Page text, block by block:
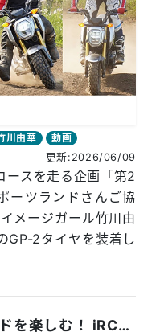
川由華
動画
更新:2026/06/09
ースを走る企画「第2
ーツランドさんご協
メージガール竹川由
GP-2タイヤを装着し
HONDAグロムでオフロードを楽しむ！ iRCのGP-22タイヤに交換するだけ！